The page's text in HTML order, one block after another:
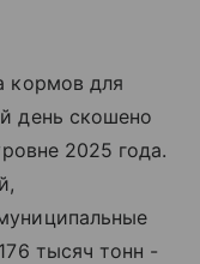
кормов для
день скошено
2025 года.
тысяч тонн -